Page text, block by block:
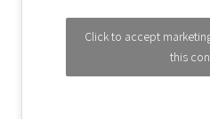
Click to accept
this